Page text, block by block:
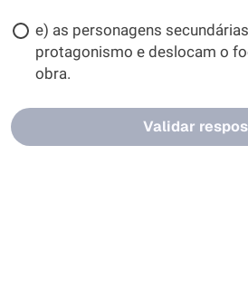
e) as personagens
protagonismo e deslocam o
obra.
Validar